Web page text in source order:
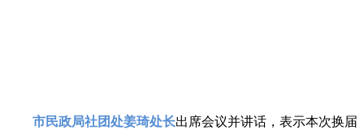
市民政局社团处姜琦处长出席会议并讲话，表示本次换届